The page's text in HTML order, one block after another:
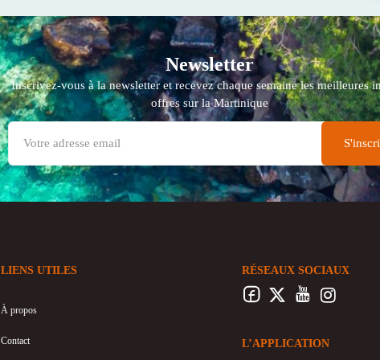
Newsletter
Inscrivez-vous à la newsletter et recevez chaque semaine les meilleures
offres sur la Martinique
LIENS UTILES
À propos
Contact
RÉSEAUX SOCIAUX
L’APPLICATION